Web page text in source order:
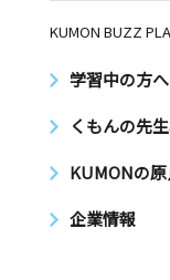
KUMON BUZZ
学習中の方へ
くもんの先
KUMONの
企業情報